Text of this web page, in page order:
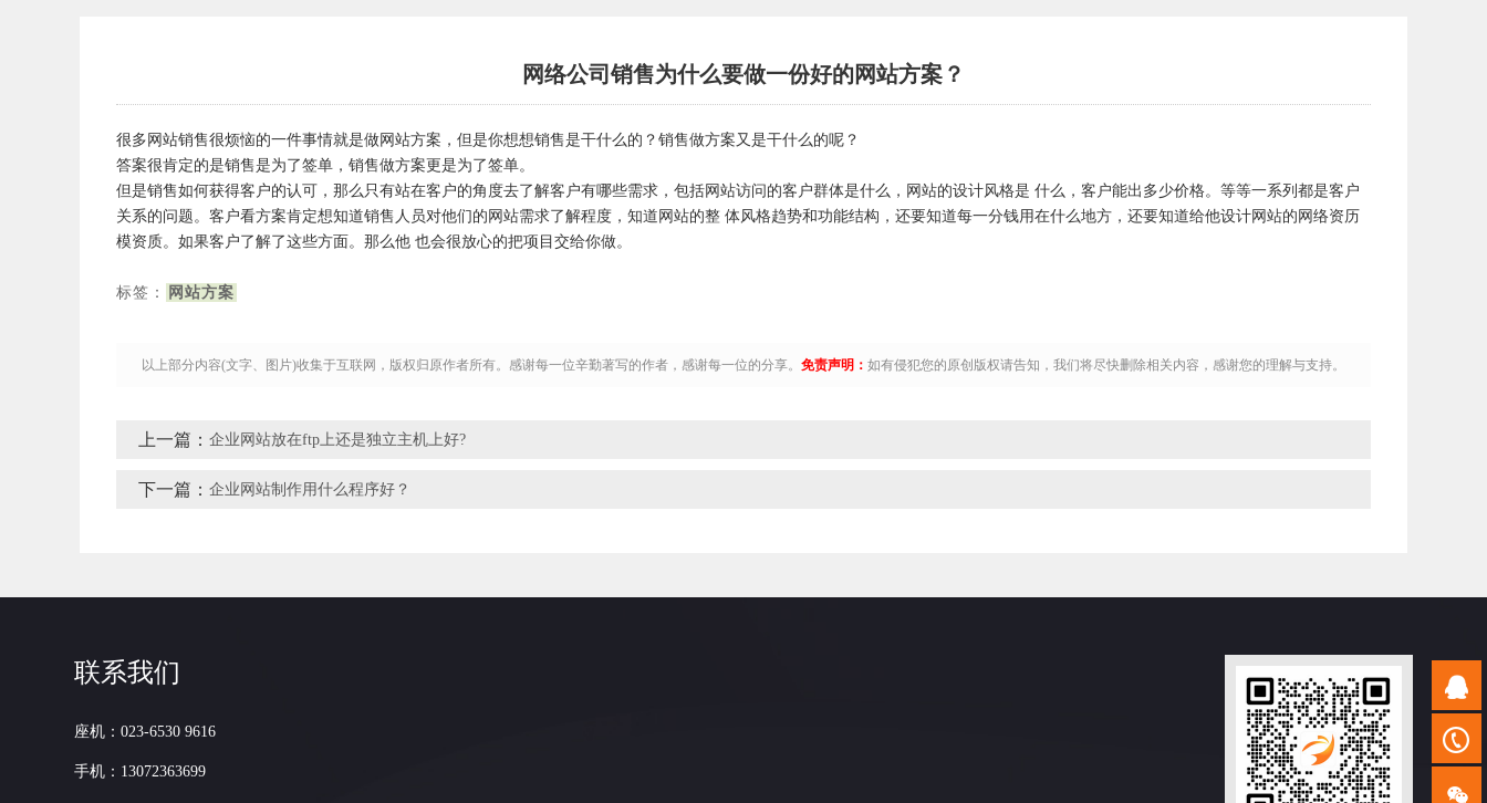
网络公司销售为什么要做一份好的网站方案？
很多网站销售很烦恼的一件事情就是做网站方案，但是你想想销售是干什么的？销售做方案又是干什么的呢？
答案很肯定的是销售是为了签单，销售做方案更是为了签单。
但是销售如何获得客户的认可，那么只有站在客户的角度去了解客户有哪些需求，包括网站访问的客户群体是什么，网站的设计风格是 什么，客户能出多少价格。等等一系列都是客户
关系的问题。客户看方案肯定想知道销售人员对他们的网站需求了解程度，知道网站的整 体风格趋势和功能结构，还要知道每一分钱用在什么地方，还要知道给他设计网站的网络资历
模资质。如果客户了解了这些方面。那么他 也会很放心的把项目交给你做。
标签： 网站方案
以上部分内容(文字、图片)收集于互联网，版权归原作者所有。感谢每一位辛勤著写的作者，感谢每一位的分享。 免责声明： 如有侵犯您的原创版权请告知，我们将尽快删除相关内容，感谢您的理解与支持。
上一篇： 企业网站放在ftp上还是独立主机上好?
下一篇： 企业网站制作用什么程序好？
联系我们
座机：023-6530 9616
手机：13072363699